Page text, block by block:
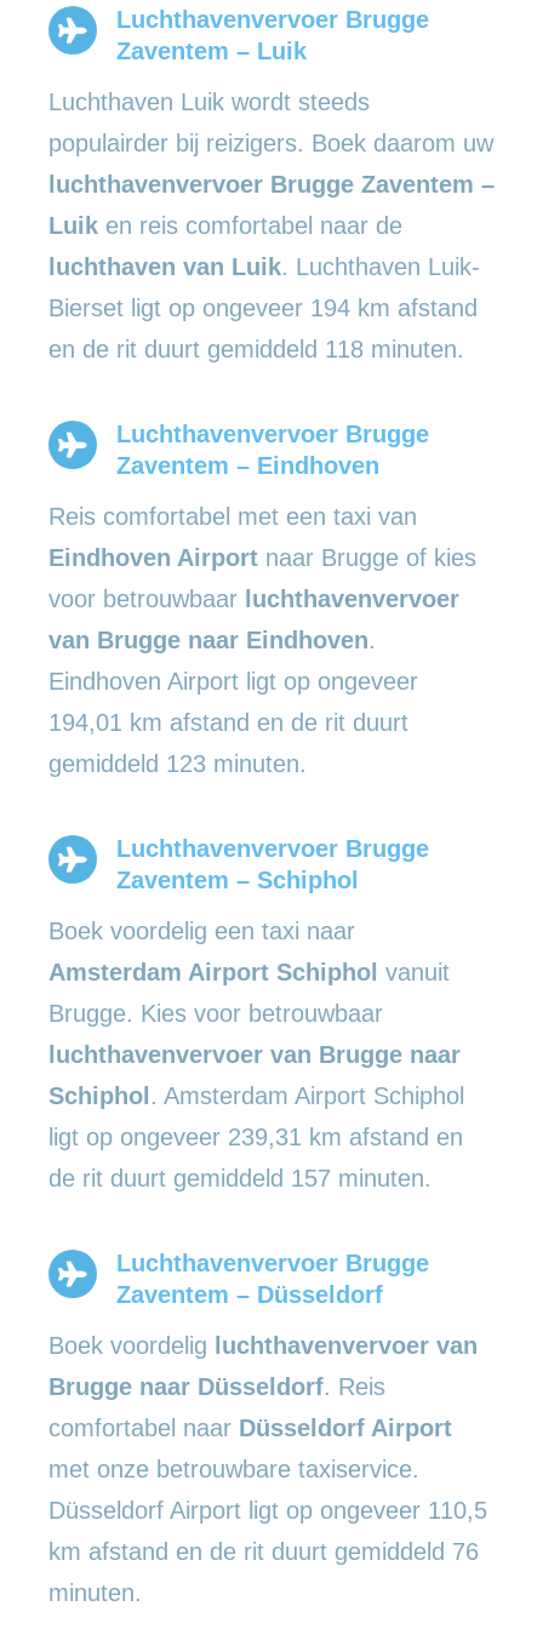
Luchthavenvervoer Brugge
Zaventem – Luik
Luchthaven Luik wordt steeds
populairder bij reizigers. Boek daarom uw
luchthavenvervoer Brugge Zaventem –
Luik en reis comfortabel naar de
luchthaven van Luik. Luchthaven Luik-
Bierset ligt op ongeveer 194 km afstand
en de rit duurt gemiddeld 118 minuten.
Luchthavenvervoer Brugge
Zaventem – Eindhoven
Reis comfortabel met een taxi van
Eindhoven Airport naar Brugge of kies
voor betrouwbaar luchthavenvervoer
van Brugge naar Eindhoven.
Eindhoven Airport ligt op ongeveer
194,01 km afstand en de rit duurt
gemiddeld 123 minuten.
Luchthavenvervoer Brugge
Zaventem – Schiphol
Boek voordelig een taxi naar
Amsterdam Airport Schiphol vanuit
Brugge. Kies voor betrouwbaar
luchthavenvervoer van Brugge naar
Schiphol . Amsterdam Airport Schiphol
ligt op ongeveer 239,31 km afstand en
de rit duurt gemiddeld 157 minuten.
Luchthavenvervoer Brugge
Zaventem – Düsseldorf
Boek voordelig
luchthavenvervoer van
Brugge naar Düsseldorf. Reis
comfortabel naar Düsseldorf Airport
met onze betrouwbare taxiservice.
Düsseldorf Airport ligt op ongeveer 110,5
km afstand en de rit duurt gemiddeld 76
minuten.